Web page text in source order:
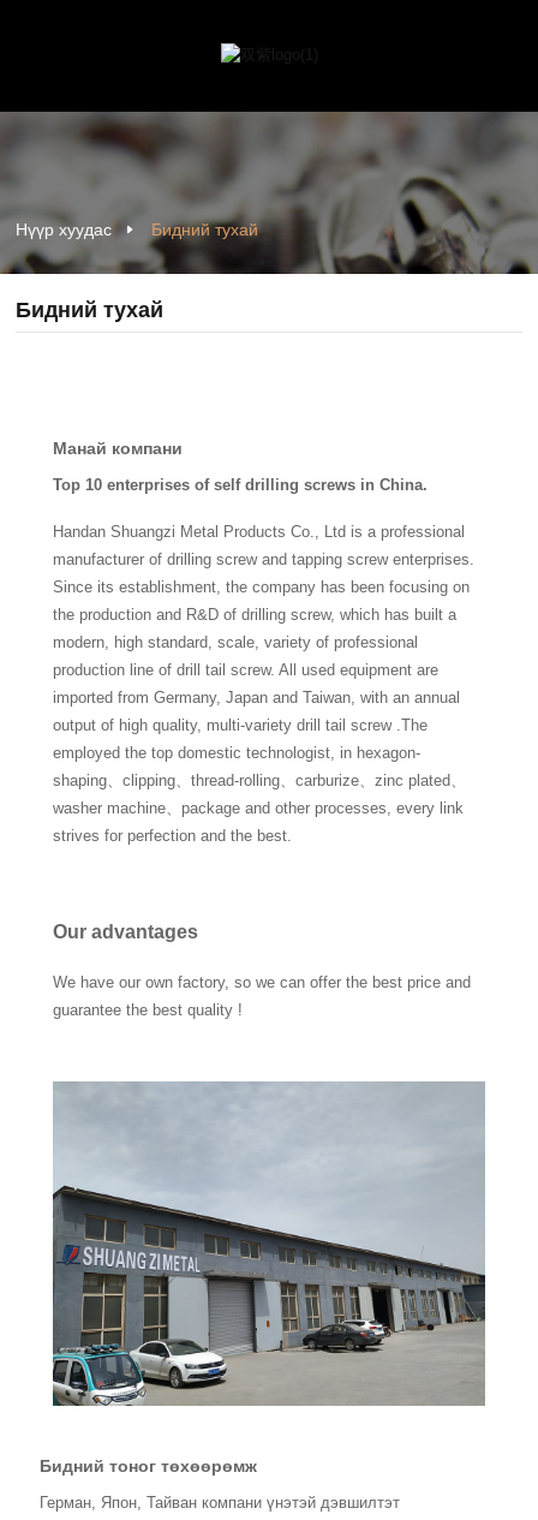
Нүүр хуудас Бидний тухай
Бидний тухай
Манай компани
Top 10 enterprises of self drilling screws in China.
Handan Shuangzi Metal Products Co., Ltd is a professional
manufacturer of drilling screw and tapping screw enterprises.
Since its establishment, the company has been focusing on
the production and R&D of drilling screw, which has built a
modern, high standard, scale, variety of professional
production line of drill tail screw. All used equipment are
imported from Germany, Japan and Taiwan, with an annual
output of high quality, multi-variety drill tail screw .The
employed the top domestic technologist, in hexagon-
shaping、clipping、thread-rolling、carburize、zinc plated、
washer machine、package and other processes, every link
strives for perfection and the best.
Our advantages
We have our own factory, so we can offer the best price and
guarantee the best quality !
Бидний тоног төхөөрөмж
Герман, Япон, Тайван компани үнэтэй дэвшилтэт